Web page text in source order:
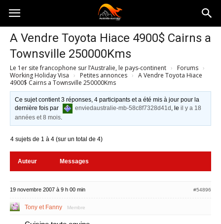
Australia-
australie.com
A Vendre Toyota Hiace 4900$ Cairns a
Townsville 250000Kms
Le 1er site francophone sur l’Australie, le pays-continent › Forums ›
Working Holiday Visa › Petites annonces › A Vendre Toyota Hiace
4900$ Cairns a Townsville 250000Kms
Ce sujet contient 3 réponses, 4 participants et a été mis à jour pour la
dernière fois par
enviedaustralie-mb-58c8f7328d41d , leil y a 18
années et 8 mois.
4 sujets de 1 à 4 (sur un total de 4)
Auteur Messages
19 novembre 2007 à 9 h 00 min #54896
Tony et Fanny Membre